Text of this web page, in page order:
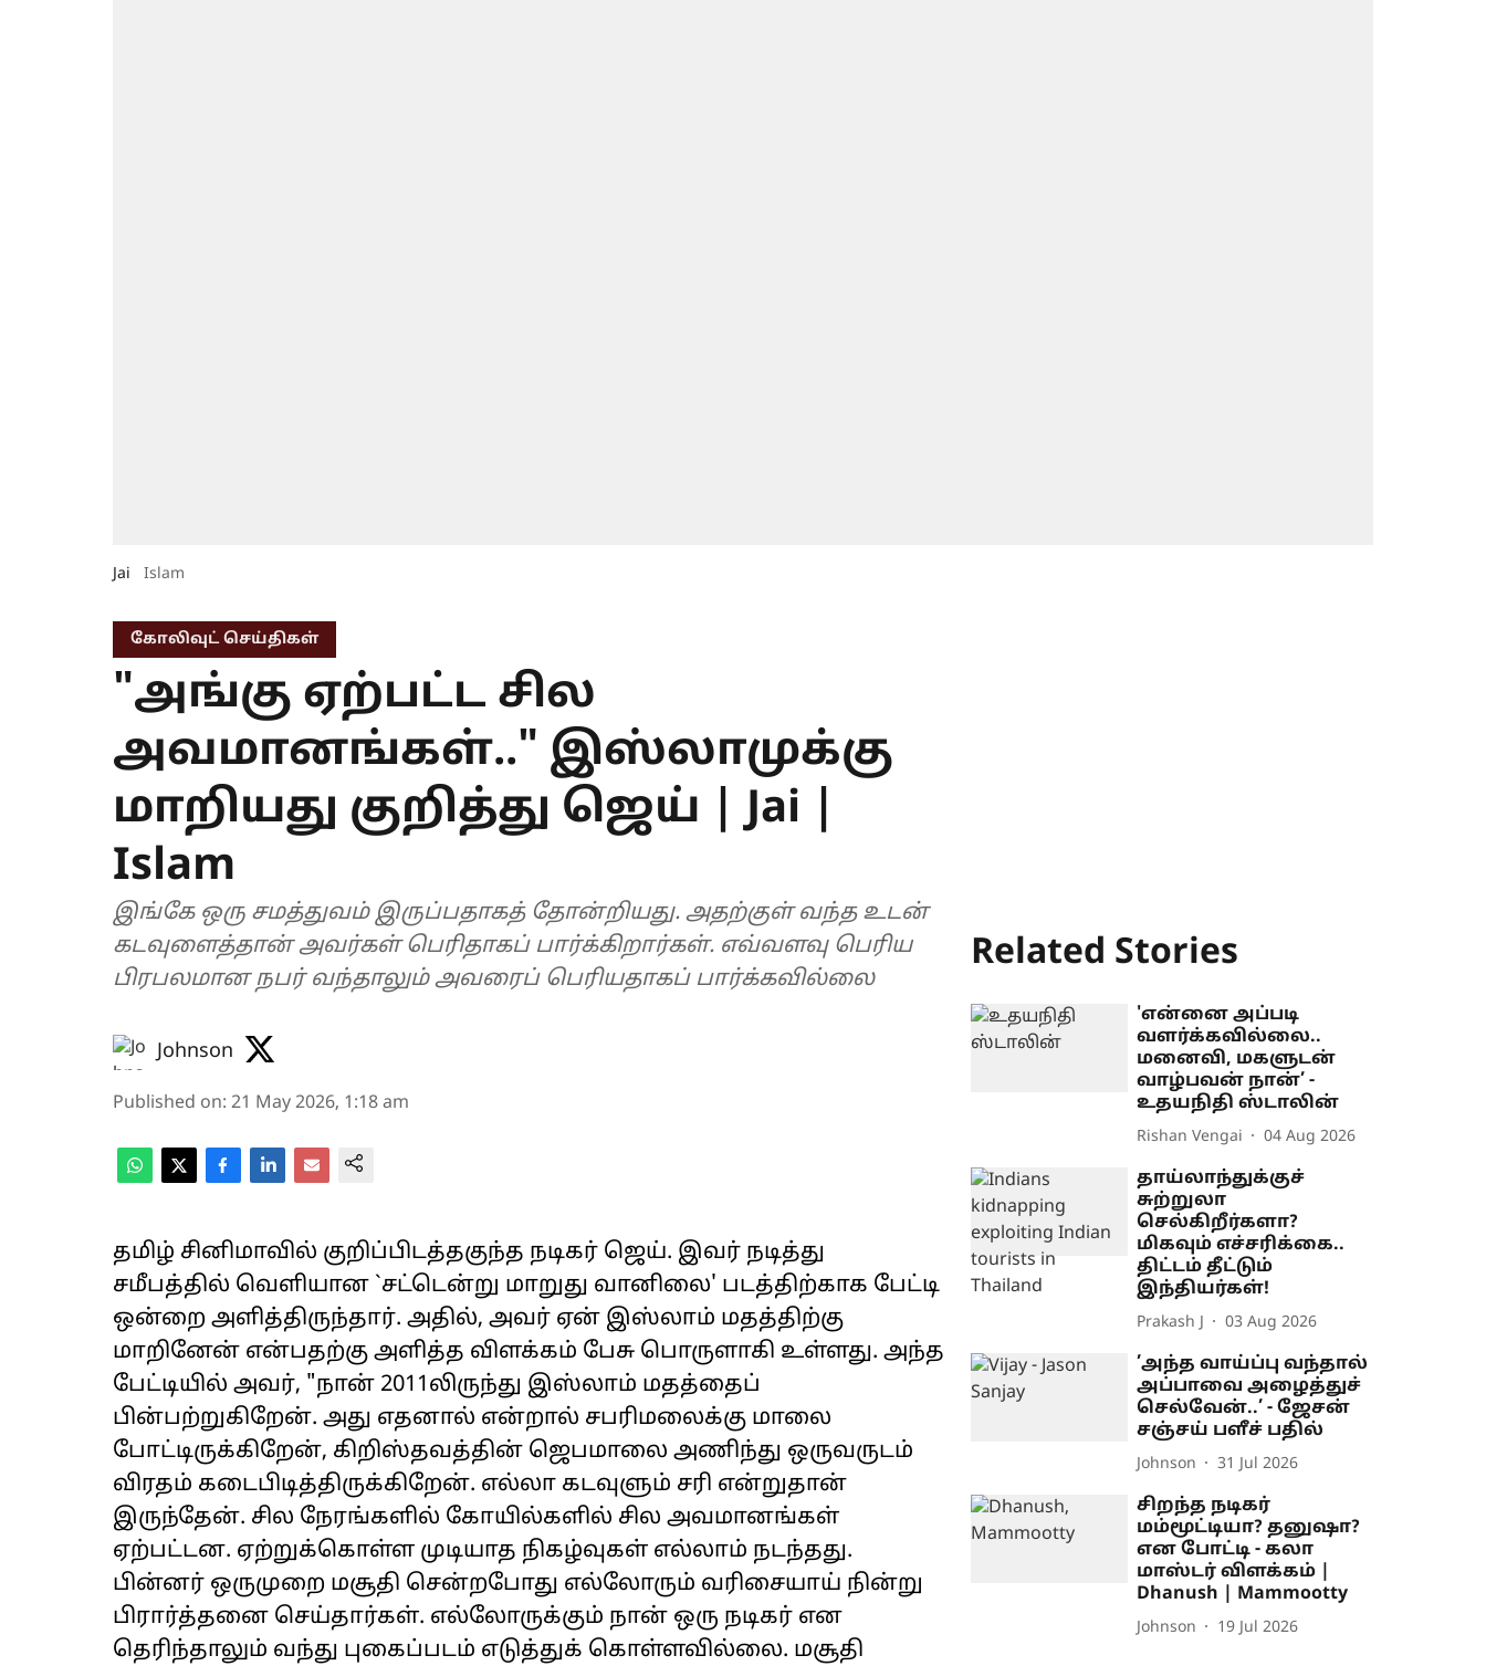
Jai Islam
கோலிவுட் செய்திகள்
"அங்கு ஏற்பட்ட சில
அவமானங்கள்.." இஸ்லாமுக்கு
மாறியது குறித்து ஜெய் | Jai |
Islam
இங்கே ஒரு சமத்துவம் இருப்பதாகத் தோன்றியது. அதற்குள் வந்த உடன்
கடவுளைத்தான் அவர்கள் பெரிதாகப் பார்க்கிறார்கள். எவ்வளவு பெரிய
பிரபலமான நபர் வந்தாலும் அவரைப் பெரியதாகப் பார்க்கவில்லை
Johnson
Published on: 21 May 2026, 1:18 am
தமிழ் சினிமாவில் குறிப்பிடத்தகுந்த நடிகர் ஜெய். இவர் நடித்து
சமீபத்தில் வெளியான `சட்டென்று மாறுது வானிலை' படத்திற்காக பேட்டி
ஒன்றை அளித்திருந்தார். அதில், அவர் ஏன் இஸ்லாம் மதத்திற்கு
மாறினேன் என்பதற்கு அளித்த விளக்கம் பேசு பொருளாகி உள்ளது. அந்த
பேட்டியில் அவர், "நான் 2011லிருந்து இஸ்லாம் மதத்தைப்
பின்பற்றுகிறேன். அது எதனால் என்றால் சபரிமலைக்கு மாலை
போட்டிருக்கிறேன், கிறிஸ்தவத்தின் ஜெபமாலை அணிந்து ஒருவருடம்
விரதம் கடைபிடித்திருக்கிறேன். எல்லா கடவுளும் சரி என்றுதான்
இருந்தேன். சில நேரங்களில் கோயில்களில் சில அவமானங்கள்
ஏற்பட்டன. ஏற்றுக்கொள்ள முடியாத நிகழ்வுகள் எல்லாம் நடந்தது.
பின்னர் ஒருமுறை மசூதி சென்றபோது எல்லோரும் வரிசையாய் நின்று
பிரார்த்தனை செய்தார்கள். எல்லோருக்கும் நான் ஒரு நடிகர் என
தெரிந்தாலும் வந்து புகைப்படம் எடுத்துக் கொள்ளவில்லை. மசூதி
Related Stories
'என்னை அப்படி
வளர்க்கவில்லை..
மனைவி, மகளுடன்
வாழ்பவன் நான்’ -
உதயநிதி ஸ்டாலின்
Rishan Vengai 04 Aug 2026
தாய்லாந்துக்குச்
சுற்றுலா
செல்கிறீர்களா?
மிகவும் எச்சரிக்கை..
திட்டம் தீட்டும்
இந்தியர்கள்!
Prakash J 03 Aug 2026
’அந்த வாய்ப்பு வந்தால்
அப்பாவை அழைத்துச்
செல்வேன்..’ - ஜேசன்
சஞ்சய் பளீச் பதில்
Johnson 31 Jul 2026
சிறந்த நடிகர்
மம்மூட்டியா? தனுஷா?
என போட்டி - கலா
மாஸ்டர் விளக்கம் |
Dhanush | Mammootty
Johnson 19 Jul 2026